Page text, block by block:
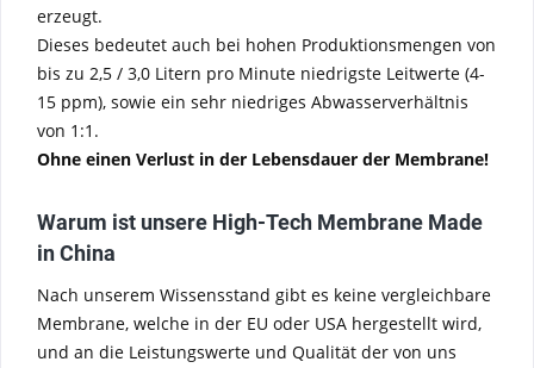
erzeugt.
Dieses bedeutet auch bei hohen Produktionsmengen von
bis zu 2,5 / 3,0 Litern pro Minute niedrigste Leitwerte (4-
15 ppm), sowie ein sehr niedriges Abwasserverhältnis
von 1:1.
Ohne einen Verlust in der Lebensdauer der Membrane!
Warum ist unsere High-Tech Membrane Made
in China
Nach unserem Wissensstand gibt es keine vergleichbare
Membrane, welche in der EU oder USA hergestellt wird,
und an die Leistungswerte und Qualität der von uns